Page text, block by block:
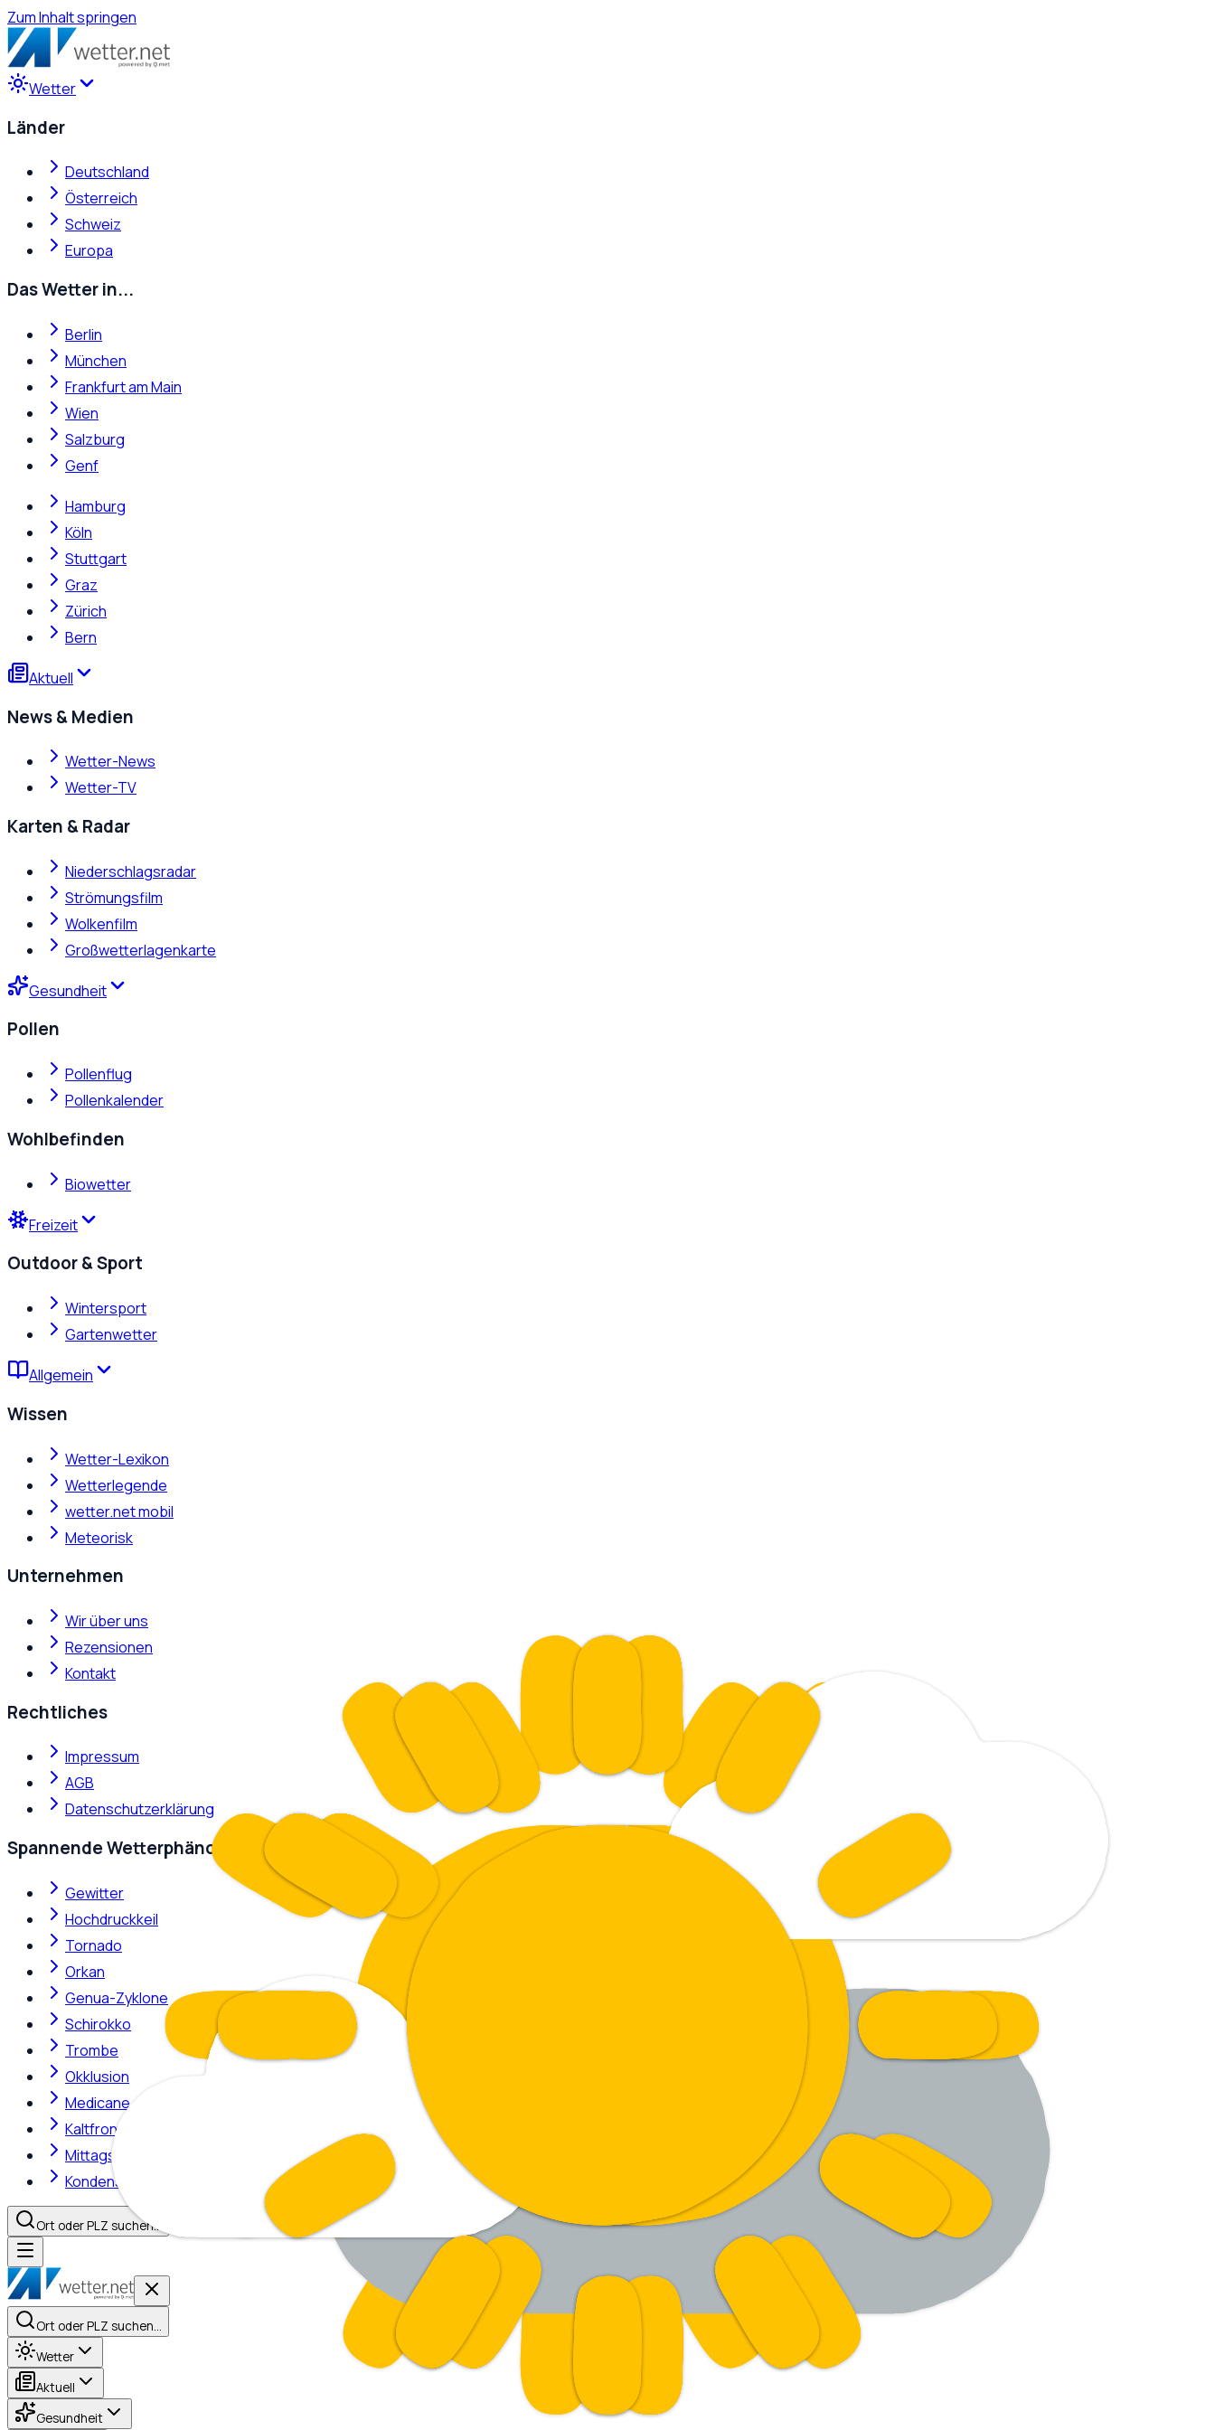
Zum Inhalt springen
Wetter
Länder
Deutschland
Österreich
Schweiz
Europa
Das Wetter in...
Berlin
München
Frankfurt am Main
Wien
Salzburg
Genf
Hamburg
Köln
Stuttgart
Graz
Zürich
Bern
Aktuell
News & Medien
Wetter-News
Wetter-TV
Karten & Radar
Niederschlagsradar
Strömungsfilm
Wolkenfilm
Großwetterlagenkarte
Gesundheit
Pollen
Pollenflug
Pollenkalender
Wohlbefinden
Biowetter
Freizeit
Outdoor & Sport
Wintersport
Gartenwetter
Allgemein
Wissen
Wetter-Lexikon
Wetterlegende
wetter.net mobil
Meteorisk
Unternehmen
Wir über uns
Rezensionen
Kontakt
Rechtliches
Impressum
AGB
Datenschutzerklärung
Spannende Wetterphänomene
Gewitter
Hochdruckkeil
Tornado
Orkan
Genua-Zyklone
Schirokko
Trombe
Okklusion
Medicane
Kaltfront
Mittagshitze
Kondensstreifen
Ort oder PLZ suchen…
Ort oder PLZ suchen…
Wetter
Aktuell
Gesundheit